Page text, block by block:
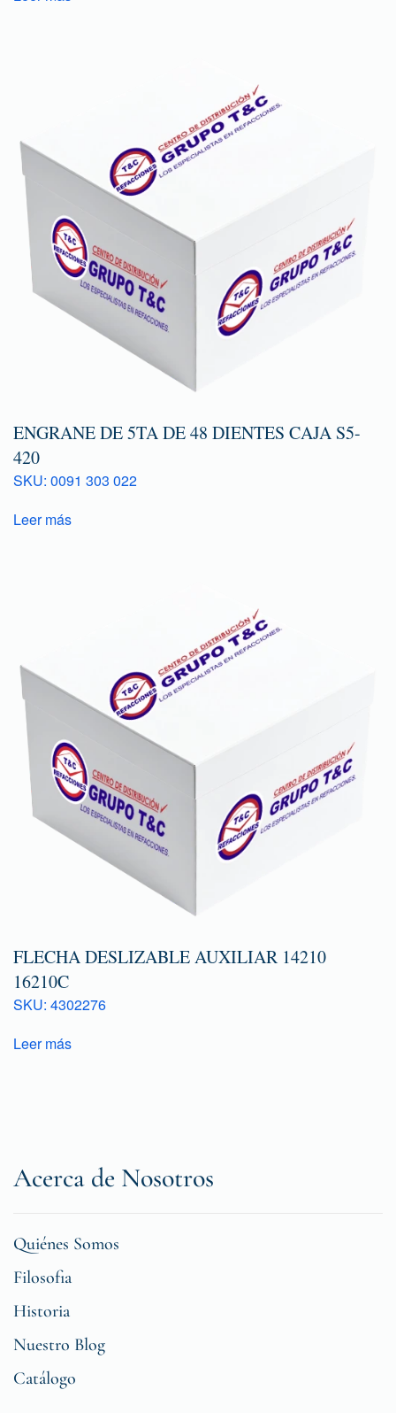
ENGRANE DE 5TA DE 48 DIENTES CAJA S5-
420
SKU: 0091 303 022
Leer más
FLECHA DESLIZABLE AUXILIAR 14210
16210C
SKU: 4302276
Leer más
Acerca de Nosotros
Quiénes Somos
Filosofia
Historia
Nuestro Blog
Catálogo